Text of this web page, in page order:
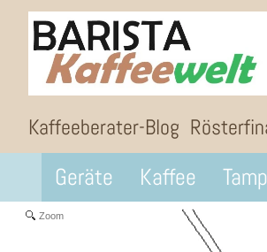
Kaffeeberater-Blog
Geräte Kaffee
Zoom